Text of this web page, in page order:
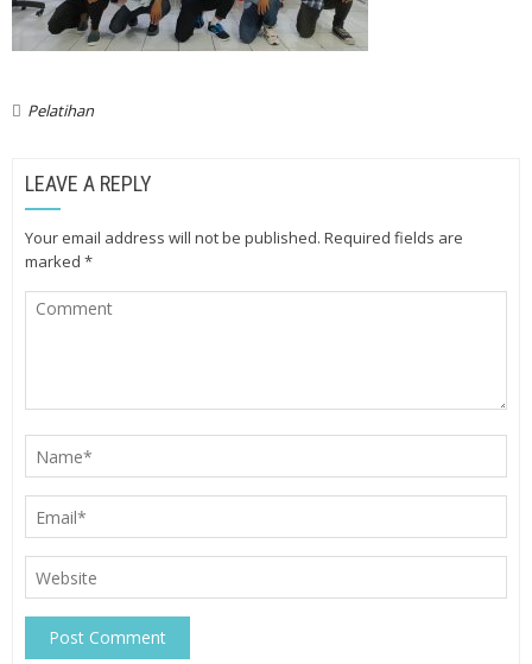
Pelatihan
LEAVE A REPLY
Your email address will not be published. Required fields are
marked *